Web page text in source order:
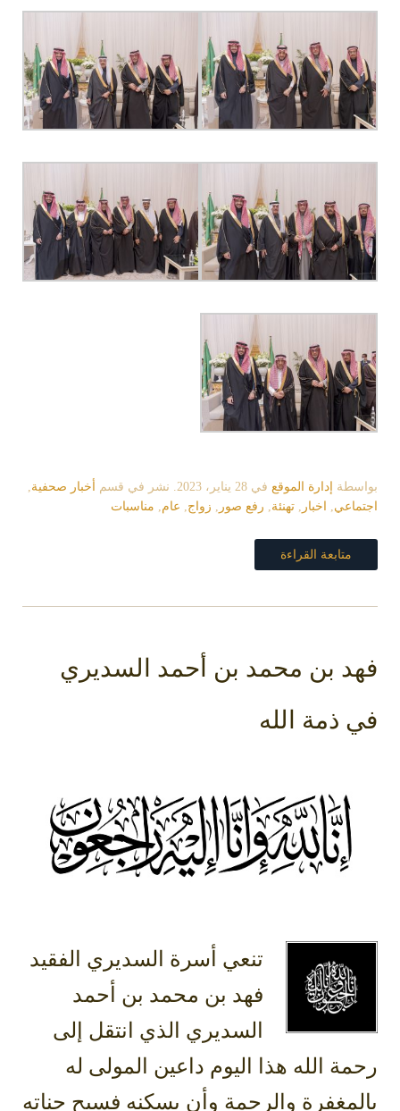
بواسطة إدارة الموقع في 28 يناير، 2023 . نشر في قسم أخبار صحفية,
اجتماعي, اخبار , تهنئة, رفع صور , زواج, عام, مناسبات
متابعة القراءة
فهد بن محمد بن أحمد السديري
في ذمة الله
تنعي أسرة السديري الفقيد
فهد بن محمد بن أحمد
السديري الذي انتقل إلى
رحمة الله هذا اليوم داعين المولى له
بالمغفرة والرحمة وأن يسكنه فسيح جناته